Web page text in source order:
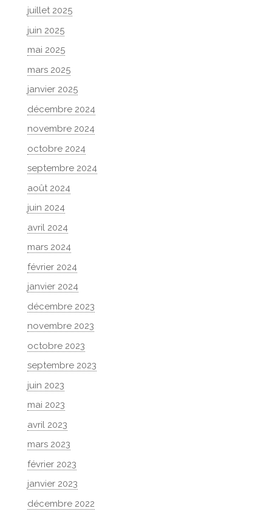
juillet 2025
juin 2025
mai 2025
mars 2025
janvier 2025
décembre 2024
novembre 2024
octobre 2024
septembre 2024
août 2024
juin 2024
avril 2024
mars 2024
février 2024
janvier 2024
décembre 2023
novembre 2023
octobre 2023
septembre 2023
juin 2023
mai 2023
avril 2023
mars 2023
février 2023
janvier 2023
décembre 2022